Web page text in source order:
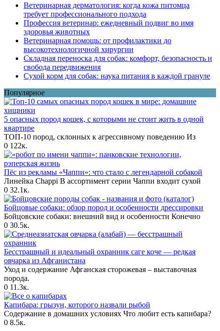
Ветеринарная дерматология: когда кожа питомца
требует профессионального подхода
Профессия ветеринар: ежедневный подвиг во имя
здоровья животных
Ветеринарная помощь: от профилактики до
высокотехнологичной хирургии
Складная переноска для собак: комфорт, безопасность и
свобода передвижения
Сухой корм для собак: наука питания в каждой грануле
Популярное
5 опасных пород кошек, с которыми не стоит жить в одной
квартире
ТОП-10 пород, склонных к агрессивному поведению Из
0 122к.
Пёс из рекламы «Чаппи»: что стало с легендарной собакой
Линейка Chappi В ассортимент серии Чаппи входит сухой
0 32.1к.
Бойцовые собаки: обзор пород и особенности дрессировки
Бойцовские собаки: внешний вид и особенности Конечно
0 30.5к.
Бесстрашный и идеальный охранник саге коче — редкая
овчарка из Афганистана
Уход и содержание Афганская сторожевая – выставочная
порода.
0 11.3к.
Капибара: грызун, которого назвали рыбой
Содержание в домашних условиях Что любит есть капибара?
0 8.5к.